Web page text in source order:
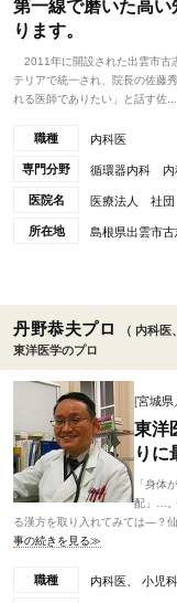
第一線で磨いた高
ります。
2011年に開設された出雲市古
テリアで統一され、院長の佐藤
れる医師でありたい」と話す佐...
職種 内科医
専門分野 循環器内科
医院名 医療法人 社
所在地 島根県出雲市古
丹野恭夫プロ
（ 内科医
東洋医学のプロ
[宮城県
東洋
りに
「身体
配」…。
る漢方を取り入れてみては―？
事の続きを見る≫
職種 内科医、 小児